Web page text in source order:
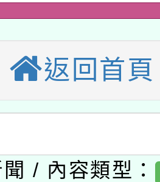
果公告(無人
共學行動站研
115年度閱讀
動專業研習
能─人工智慧
養講師名單
容與教學軟體
委員會函釋公
返回首頁
/ 內容類型：